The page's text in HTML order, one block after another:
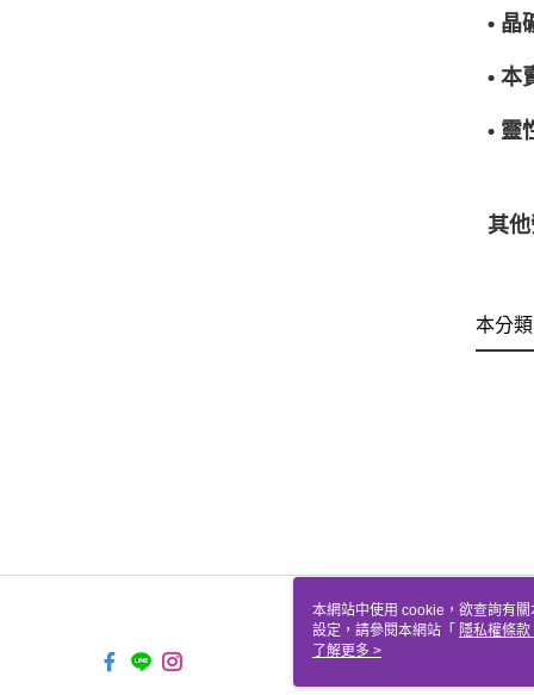
• 晶
• 本
• 靈
其
本分
本網站中使用 cookie，欲查詢有
設定，請參閱本網站「 隱私權條款
使用 cookie。
了解更多 >